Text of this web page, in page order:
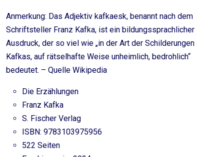
Anmerkung: Das Adjektiv kafkaesk, benannt nach dem
Schriftsteller Franz Kafka, ist ein bildungssprachlicher
Ausdruck, der so viel wie „in der Art der Schilderungen
Kafkas, auf rätselhafte Weise unheimlich, bedrohlich“
bedeutet. – Quelle Wikipedia
Die Erzählungen
Franz Kafka
S. Fischer Verlag
ISBN: 9783103975956
522 Seiten